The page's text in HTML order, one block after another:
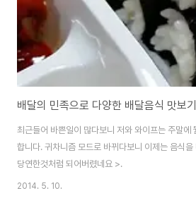
배달의 민족으로 다양한 배달음식 맛보기
최근들어 바쁜일이 많다보니 저와 와이프는 주말에
합니다. 귀차니즘 모드로 바뀌다보니 이제는 음식
당연한것처럼 되어버렸네요 >.
2014. 5. 10.